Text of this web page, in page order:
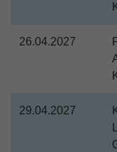
26.04.2027
29.04.2027